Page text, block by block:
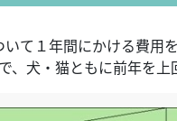
て１年間にかける費用
、犬・猫ともに前年を上